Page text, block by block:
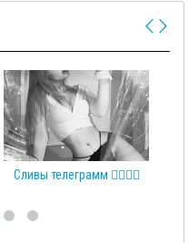
Сливы телеграмм 👩‍❤️‍💋‍👨